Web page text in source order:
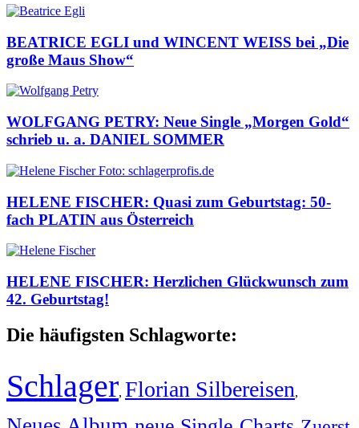
BEATRICE EGLI und WINCENT WEISS bei „Die
große Maus Show“
WOLFGANG PETRY: Neue Single „Morgen Gold“
schrieb u. a. DANIEL SOMMER
HELENE FISCHER: Quasi zum Geburtstag: 50-
fach PLATIN aus Österreich
HELENE FISCHER: Herzlichen Glückwunsch zum
42. Geburtstag!
Die häufigsten Schlagworte:
Schlager, Florian Silbereisen,